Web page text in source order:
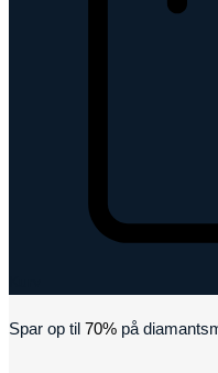
Spar op til 70% på